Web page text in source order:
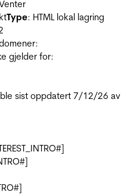
Type: HTML lokal lagring
gjelder for:
sist oppdatert 7/12/26 av